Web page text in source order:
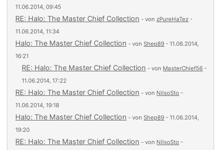
11.06.2014, 09:45
RE: Halo: The Master Chief Collection - vonzPureHaTez -
11.06.2014, 11:34
Halo: The Master Chief Collection - vonShep89 - 11.06.2014,
16:21
RE: Halo: The Master Chief Collection - von MasterChief56 -
11.06.2014, 17:22
RE: Halo: The Master Chief Collection - von NilsoSto -
11.06.2014, 19:18
Halo: The Master Chief Collection - vonShep89 - 11.06.2014,
19:20
RE: Halo: The Master Chief Collection - von NilsoSto -